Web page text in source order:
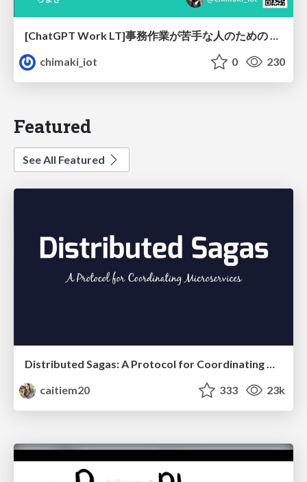
[ChatGPT Work LT]事務作業が苦手な人のための バックオフィスの「半」自動化
chimaki_iot
0 230
Featured
See All Featured
Distributed Sagas: A Protocol for Coordinating Microservices
caitiem20
333 23k